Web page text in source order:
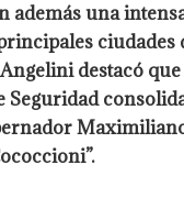
además una
ciudades
destacó que
Seguridad